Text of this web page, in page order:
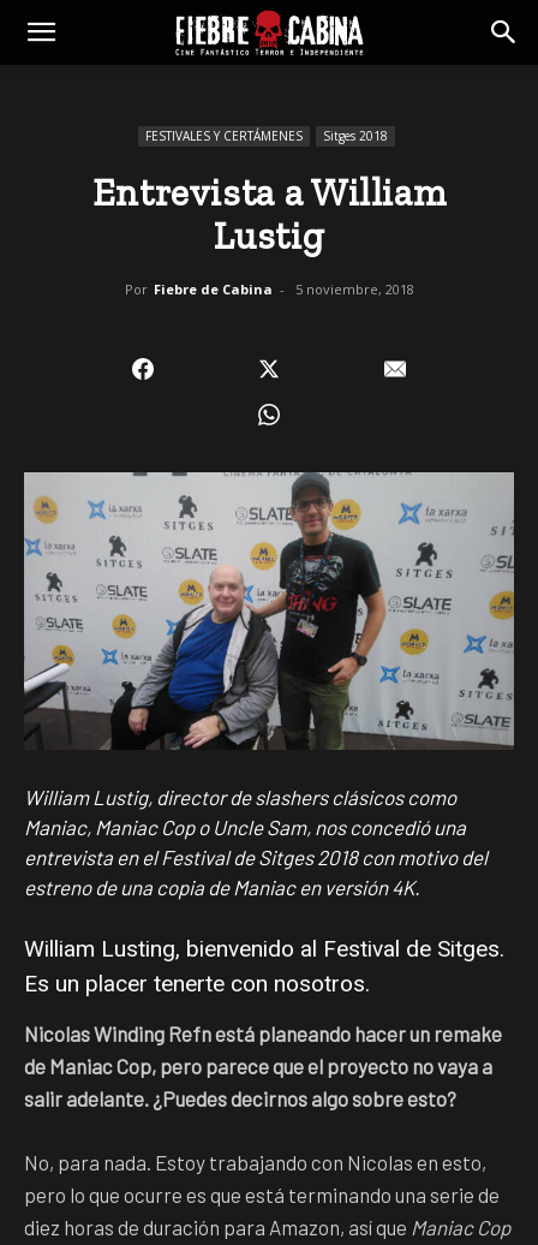
FESTIVALES Y CERTÁMENES Sitges 2018
Entrevista a William
Lustig
Por Fiebre de Cabina - 5 noviembre, 2018
William Lustig, director de slashers clásicos como
Maniac, Maniac Cop o Uncle Sam, nos concedió una
entrevista en el Festival de Sitges 2018 con motivo del
estreno de una copia de Maniac en versión 4K.
William Lusting, bienvenido al Festival de Sitges.
Es un placer tenerte con nosotros.
Nicolas Winding Refn está planeando hacer un remake
de Maniac Cop, pero parece que el proyecto no vaya a
salir adelante. ¿Puedes decirnos algo sobre esto?
No, para nada. Estoy trabajando con Nicolas en esto,
pero lo que ocurre es que está terminando una serie de
diez horas de duración para Amazon, así que Maniac Cop